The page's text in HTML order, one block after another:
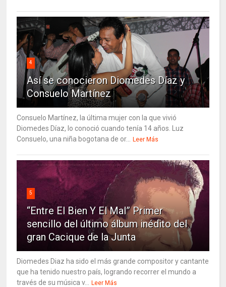
4
Así se conocieron Diomedes Díaz y
Consuelo Martínez
Consuelo Martínez, la última mujer con la que vivió
Diomedes Díaz, lo conoció cuando tenía 14 años. Luz
Consuelo, una niña bogotana de or...
Leer Más
5
“Entre El Bien Y El Mal” Primer
sencillo del último álbum inédito del
gran Cacique de la Junta
Diomedes Diaz ha sido el más grande compositor y cantante
que ha tenido nuestro país, logrando recorrer el mundo a
través de su música v...
Leer Más